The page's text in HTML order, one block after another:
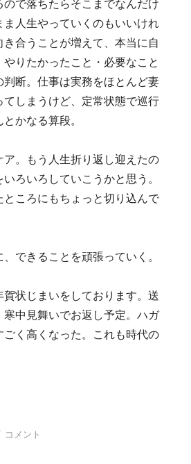
ので落ちたらそこまでなんだけ
ま人生やっていくのもいいけれ
合うことが増えて、本当に自
りたかったこと・必要なこと
判断。仕事は実務をほとんど妻
てしまうけど、定常状態で巡行
かなる算段。
ア。もう人生折り返し迎えたの
ろいろしていこうかと思う。
ところにもちょっと切り込んで
できることを頑張っていく。
状じまいをしております。送
寒中見舞いでお返し予定。ハガ
ごく高くなった。これも時代の
2026
コメント